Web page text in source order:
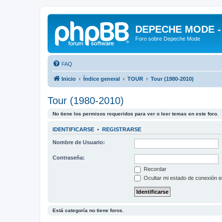
DEPECHE MODE
Foro sobre Depeche Mode
FAQ
Inicio Índice general TOUR Tour (1980-2010)
Tour (1980-2010)
No tiene los permisos requeridos para ver o leer temas en este foro.
IDENTIFICARSE • REGISTRARSE
Nombre de Usuario:
Contraseña:
Recordar
Ocultar mi estado de conexión
Está categoría no tiene foros.